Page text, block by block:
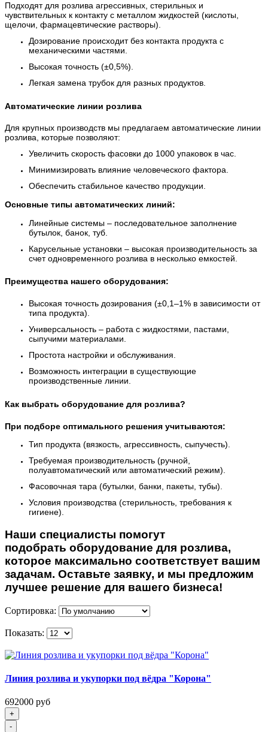
Подходят для розлива агрессивных, стерильных и
чувствительных к контакту с металлом жидкостей (кислоты,
щелочи, фармацевтические растворы).
Дозирование происходит без контакта продукта с
механическими частями.
Высокая точность (±0,5%).
Легкая замена трубок для разных продуктов.
Автоматические линии розлива
Для крупных производств мы предлагаем автоматические линии
розлива, которые позволяют:
Увеличить скорость фасовки до 1000 упаковок в час.
Минимизировать влияние человеческого фактора.
Обеспечить стабильное качество продукции.
Основные типы автоматических линий:
Линейные системы – последовательное заполнение
бутылок, банок, туб.
Карусельные установки – высокая производительность за
счет одновременного розлива в несколько емкостей.
Преимущества нашего оборудования:
Высокая точность дозирования (±0,1–1% в зависимости от
типа продукта).
Универсальность – работа с жидкостями, пастами,
сыпучими материалами.
Простота настройки и обслуживания.
Возможность интеграции в существующие
производственные линии.
Как выбрать оборудование для розлива?
При подборе оптимального решения учитываются:
Тип продукта (вязкость, агрессивность, сыпучесть).
Требуемая производительность (ручной,
полуавтоматический или автоматический режим).
Фасовочная тара (бутылки, банки, пакеты, тубы).
Условия производства (стерильность, требования к
гигиене).
Наши специалисты помогут
подобрать оборудование для розлива,
которое максимально соответствует вашим
задачам. Оставьте заявку, и мы предложим
лучшее решение для вашего бизнеса!
Сортировка:
Показать:
Линия розлива и укупорки под вёдра "Корона"
692000 руб
+
-